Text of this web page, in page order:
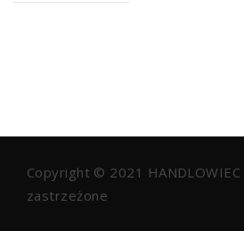
Copyright © 2021 HANDLOWIEC
zastrzeżone